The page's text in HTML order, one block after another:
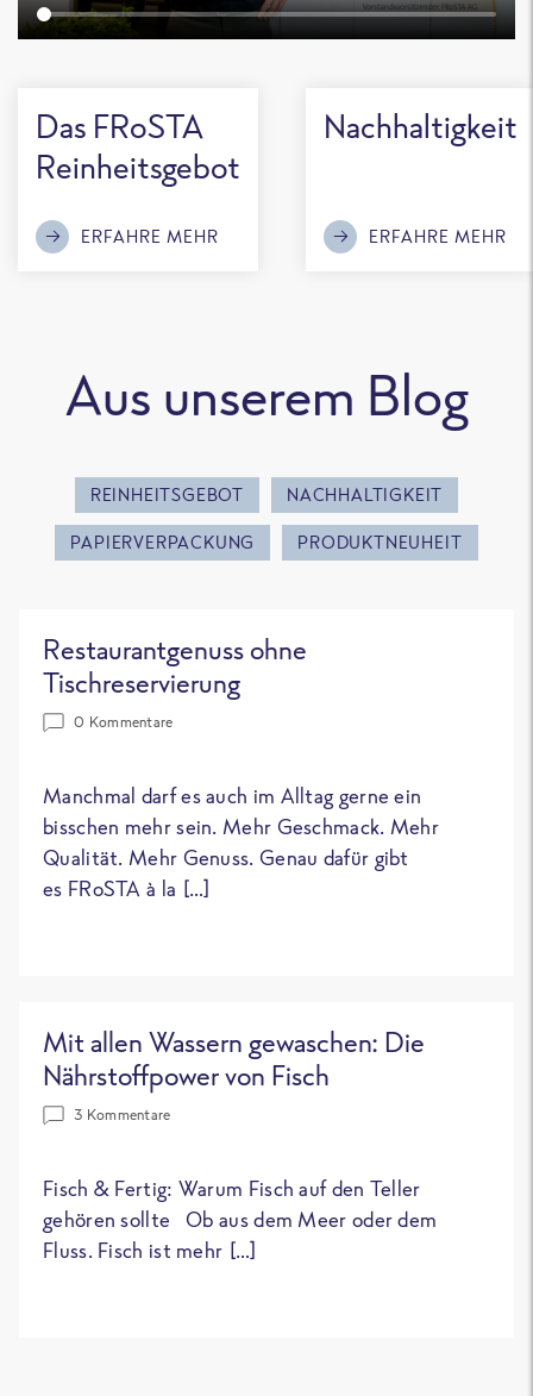
Das FRoSTA
Reinheitsgebot
ERFAHRE MEHR
Nachhaltigkeit
ERFAHRE MEHR
Aus unserem Blog
REINHEITSGEBOT NACHHALTIGKEIT
PAPIERVERPACKUNG PRODUKTNEUHEIT
Restaurantgenuss ohne
Tischreservierung
0 Kommentare
Manchmal darf es auch im Alltag gerne ein
bisschen mehr sein. Mehr Geschmack. Mehr
Qualität. Mehr Genuss. Genau dafür gibt
es FRoSTA à la […]
Mit allen Wassern gewaschen: Die
Nährstoffpower von Fisch
3 Kommentare
Fisch & Fertig: Warum Fisch auf den Teller
gehören sollte Ob aus dem Meer oder dem
Fluss. Fisch ist mehr […]